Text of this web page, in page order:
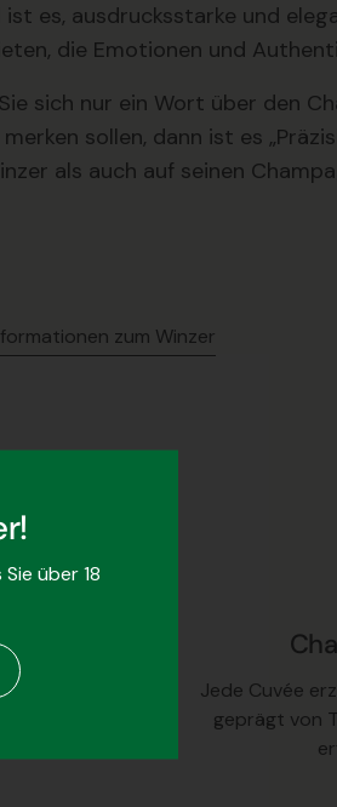
ist es, ausdrucksstarke und
die Emotionen und
sich nur ein Wort über den
merken sollen, dann ist es
als auch auf seinen
zum Winzer
Jede Cuvée
geprägt von
über 18